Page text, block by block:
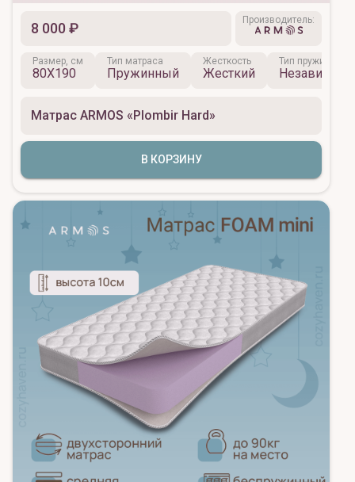
8 000 ₽
Производитель:
Размер, см
80X190
Тип матраса
Пружинный
Жесткость
Жесткий
Тип пружинного
Матрас ARMOS «Plombir Hard»
В КОРЗИНУ